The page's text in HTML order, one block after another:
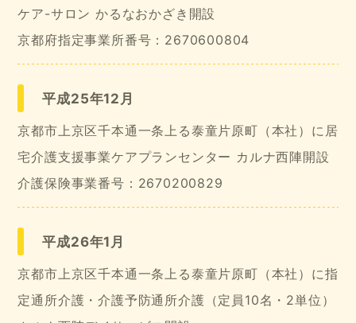
ケア-サロン かるなおかざき開設
京都府指定事業所番号：2670600804
平成25年12月
京都市上京区千本通一条上る泰童片原町（本社）に居
宅介護支援事業ケアプランセンター カルナ西陣開設
介護保険事業番号：2670200829
平成26年1月
京都市上京区千本通一条上る泰童片原町（本社）に指
定通所介護・介護予防通所介護（定員10名・2単位）